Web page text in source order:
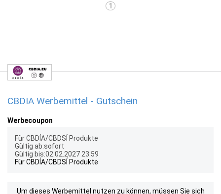
1
CBDIA Werbemittel - Gutschein
Werbecoupon
Für CBDÍA/CBDSÍ Produkte
Gültig ab:sofort
Gültig bis:02.02.2027 23:59
Für CBDÍA/CBDSÍ Produkte
Um dieses Werbemittel nutzen zu können, müssen Sie sich